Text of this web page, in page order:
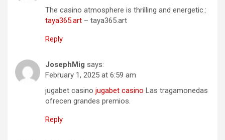
The casino atmosphere is thrilling and energetic.:
taya365.art – taya365.art
Reply
JosephMig says:
February 1, 2025 at 6:59 am
jugabet casino jugabet casino Las tragamonedas
ofrecen grandes premios.
Reply